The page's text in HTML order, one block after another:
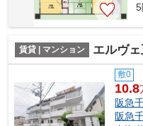
賃貸 | マンション エルヴ
敷0
10.8
阪急
阪急